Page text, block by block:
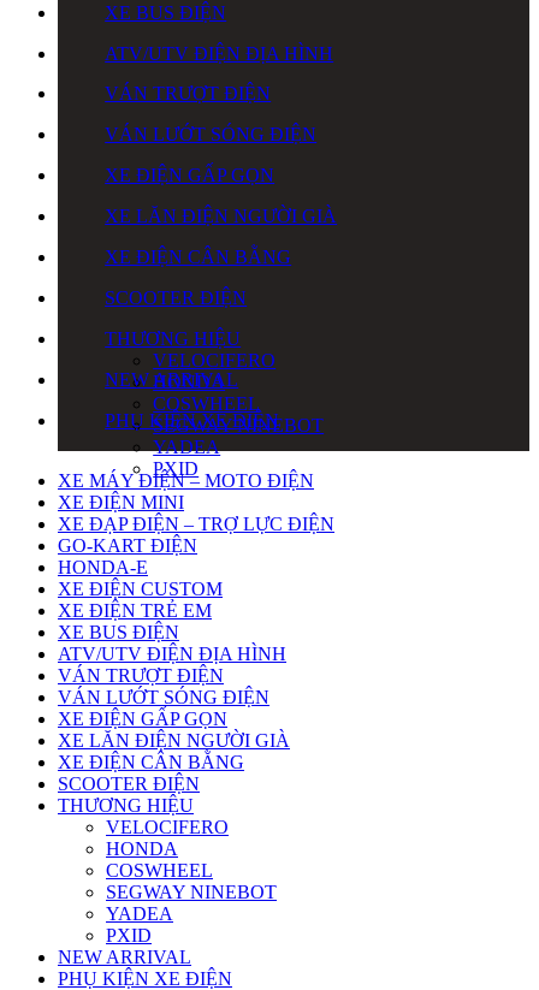
XE BUS ĐIỆN
ATV/UTV ĐIỆN ĐỊA HÌNH
VÁN TRƯỢT ĐIỆN
VÁN LƯỚT SÓNG ĐIỆN
XE ĐIỆN GẤP GỌN
XE LĂN ĐIỆN NGƯỜI GIÀ
XE ĐIỆN CÂN BẰNG
SCOOTER ĐIỆN
THƯƠNG HIỆU
VELOCIFERO
HONDA
COSWHEEL
SEGWAY NINEBOT
YADEA
PXID
NEW ARRIVAL
PHỤ KIỆN XE ĐIỆN
XE MÁY ĐIỆN – MOTO ĐIỆN
XE ĐIỆN MINI
XE ĐẠP ĐIỆN – TRỢ LỰC ĐIỆN
GO-KART ĐIỆN
HONDA-E
XE ĐIỆN CUSTOM
XE ĐIỆN TRẺ EM
XE BUS ĐIỆN
ATV/UTV ĐIỆN ĐỊA HÌNH
VÁN TRƯỢT ĐIỆN
VÁN LƯỚT SÓNG ĐIỆN
XE ĐIỆN GẤP GỌN
XE LĂN ĐIỆN NGƯỜI GIÀ
XE ĐIỆN CÂN BẰNG
SCOOTER ĐIỆN
THƯƠNG HIỆU
VELOCIFERO
HONDA
COSWHEEL
SEGWAY NINEBOT
YADEA
PXID
NEW ARRIVAL
PHỤ KIỆN XE ĐIỆN